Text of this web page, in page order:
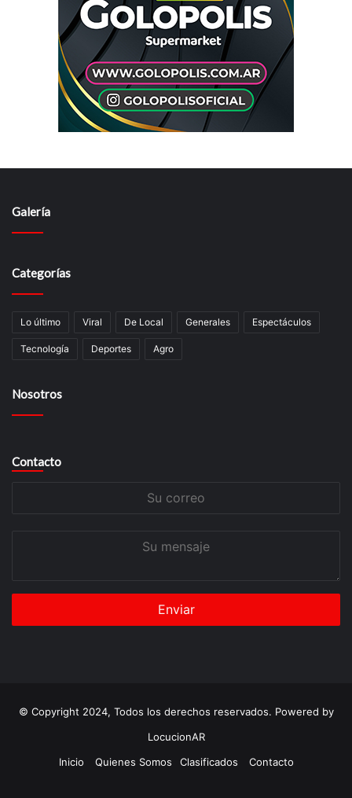
Galería
Categorías
Lo último Viral De Local Generales Espectáculos
Tecnologí­a Deportes Agro
Nosotros
Contacto
© Copyright 2024, Todos los derechos reservados. Powered by
LocucionAR
Inicio
Quienes Somos Clasificados Contacto